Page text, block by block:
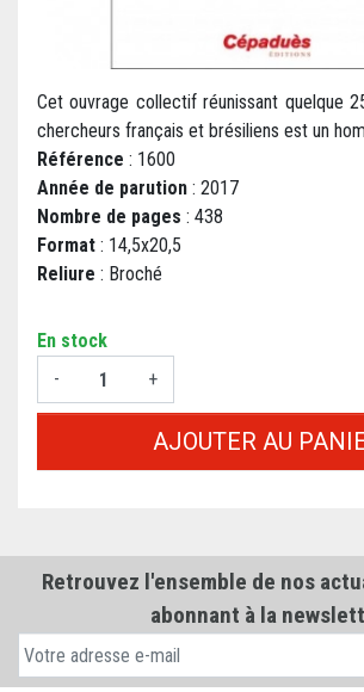
Cet ouvrage collectif réunissant quelque
chercheurs français et brésiliens est un
Référence : 1600
Année de parution : 2017
Nombre de pages : 438
Format : 14,5x20,5
Reliure : Broché
En stock
-
+
AJOUTER AU
Retrouvez l'ensemble de nos
abonnant à la